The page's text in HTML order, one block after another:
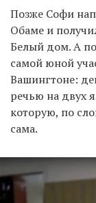
Позже Софи
Обаме и
Белый дом. А
самой юной
Вашингтоне:
речью на двух
которую, по
сама.